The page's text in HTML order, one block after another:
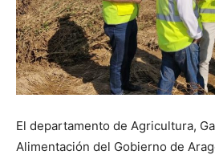
El departamento de Agricultura,
Alimentación del Gobierno de